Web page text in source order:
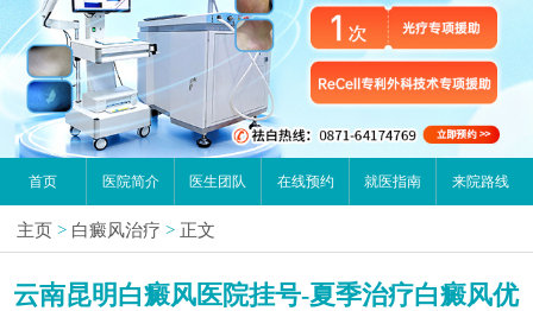
首页 医院简介 医生团队 在线预约 就医指南 来院路线
主页 > 白癜风治疗 > 正文
云南昆明白癜风医院挂号-夏季治疗白癜风优